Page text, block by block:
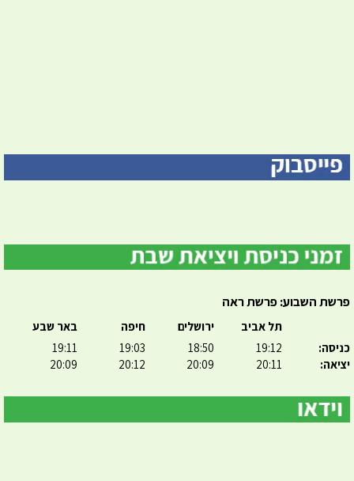
פרשת השבוע: פרשת ראה
כניסה:
יציאה:
תל אביב
19:12
20:11
ירושלים
18:50
20:09
חיפה
19:03
20:12
באר שבע
19:11
20:09